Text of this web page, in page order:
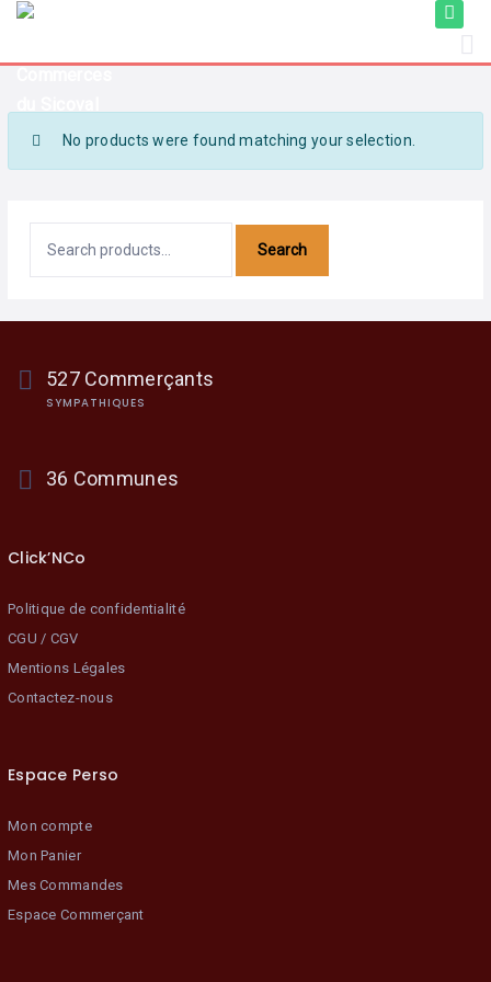
SERVICES
TOURISME
No products were found matching your selection.
Search
527 Commerçants
SYMPATHIQUES
36 Communes
Click’NCo
Politique de confidentialité
CGU / CGV
Mentions Légales
Contactez-nous
Espace Perso
Mon compte
Mon Panier
Mes Commandes
Espace Commerçant